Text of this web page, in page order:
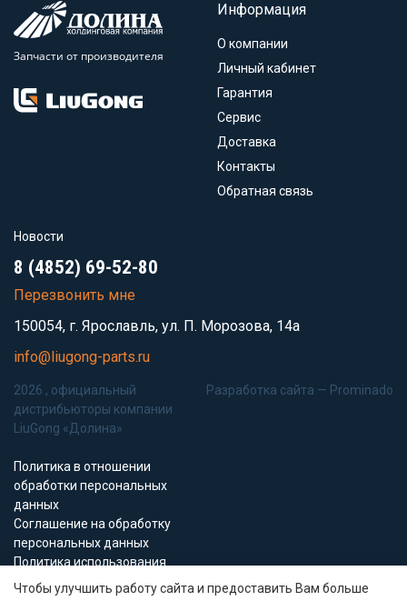
Запчасти от производителя
Информация
О компании
Личный кабинет
Гарантия
Сервис
Доставка
Контакты
Обратная связь
Новости
8 (4852) 69-52-80
Перезвонить мне
150054, г. Ярославль, ул. П. Морозова, 14а
info@liugong-parts.ru
2026 , официальный
дистрибьюторы компании
LiuGong «Долина»
Политика в отношении
обработки персональных
данных
Соглашение на обработку
персональных данных
Политика использования
Cookie-файлов
Разработка сайта — Prominado
Чтобы улучшить работу сайта и предоставить Вам больше